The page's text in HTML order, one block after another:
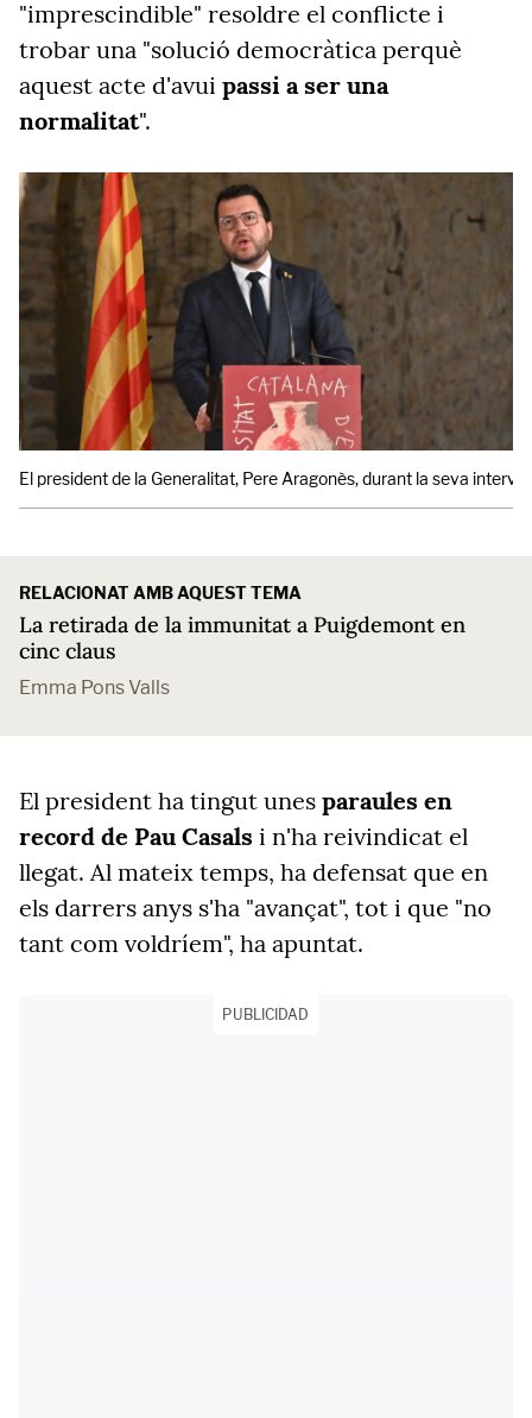
"imprescindible" resoldre el conflicte i
trobar una "solució democràtica perquè
aquest acte d'avui passi a ser una
normalitat".
El president de la Generalitat, Pere Aragonès, durant la seva
RELACIONAT AMB AQUEST TEMA
La retirada de la immunitat a Puigdemont en
cinc claus
Emma Pons Valls
El president ha tingut unes paraules en
record de Pau Casals i n'ha reivindicat el
llegat. Al mateix temps, ha defensat que en
els darrers anys s'ha "avançat", tot i que "no
tant com voldríem", ha apuntat.
PUBLICIDAD